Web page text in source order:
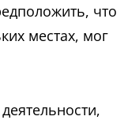
что
местах, мог